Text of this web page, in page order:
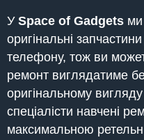
У Space of Gadgets
оригінальні
телефону, тож ви
ремонт виглядатиме
оригінальному
спеціалісти навчені
максимальною